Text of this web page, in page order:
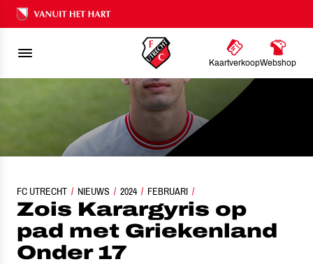
Ons nalatenschap
KaartverkoopWebshop
FC UTRECHT NIEUWS 2024 FEBRUARI
ZOIS KARARGYRIS OP PAD MET GRIEKENLAND ONDER 17
Zois Karargyris op
pad met Griekenland
Onder 17